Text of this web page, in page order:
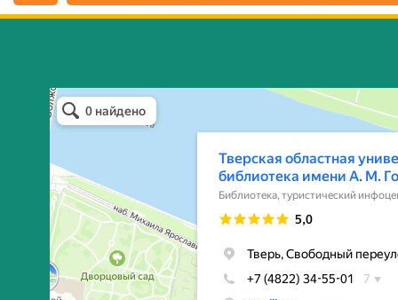
р
л
з
П
Тверская областная универсальная научная
Библиотека в Твери